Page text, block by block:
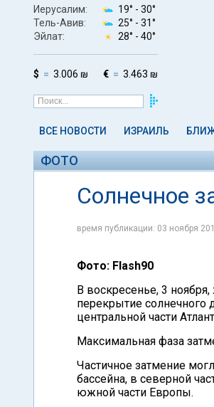
Иерусалим: 19° - 30°
Тель-Авив:
25° - 31°
Эйлат:
28° - 40°
$ 3.006 ₪ € 3.463 ₪
ВСЕ НОВОСТИ ИЗРАИЛЬ
ФОТО
Солнечное
время публикации: 03 ноября
Фото: Flash90
В воскресенье, 3
перекрытие солнечного
центральной части
Максимальная фаза
Частичное затмение
бассейна, в северной
южной части Европы.